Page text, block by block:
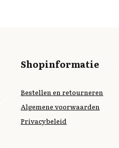
Shopinformatie
Bestellen en retourneren
Algemene voorwaarden
Privacybeleid